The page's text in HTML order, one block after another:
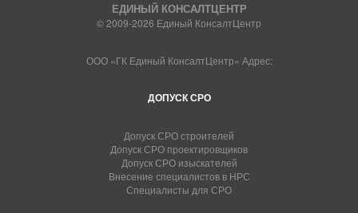
ЕДИНЫЙ КОНСАЛТЦЕНТР
© 2009-2026 Единый КонсалтЦентр
ООО «ГК Единый КонсалтЦентр» Адрес:
ДОПУСК СРО
Допуск СРО строителей
Допуск СРО проектировщиков
Допуск СРО изыскателей
Внесение специалистов в НРС
Специалисты для СРО